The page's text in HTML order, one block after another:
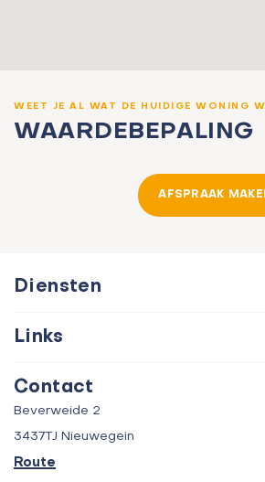
WEET JE AL WAT DE HUIDIGE WONING
WAARDEBEPALING
AFSPRAAK
Diensten
Aankoop
Taxatie
Verhuur
Links
Over ons
Contact
Beverweide 2
3437TJ Nieuwegein
Route